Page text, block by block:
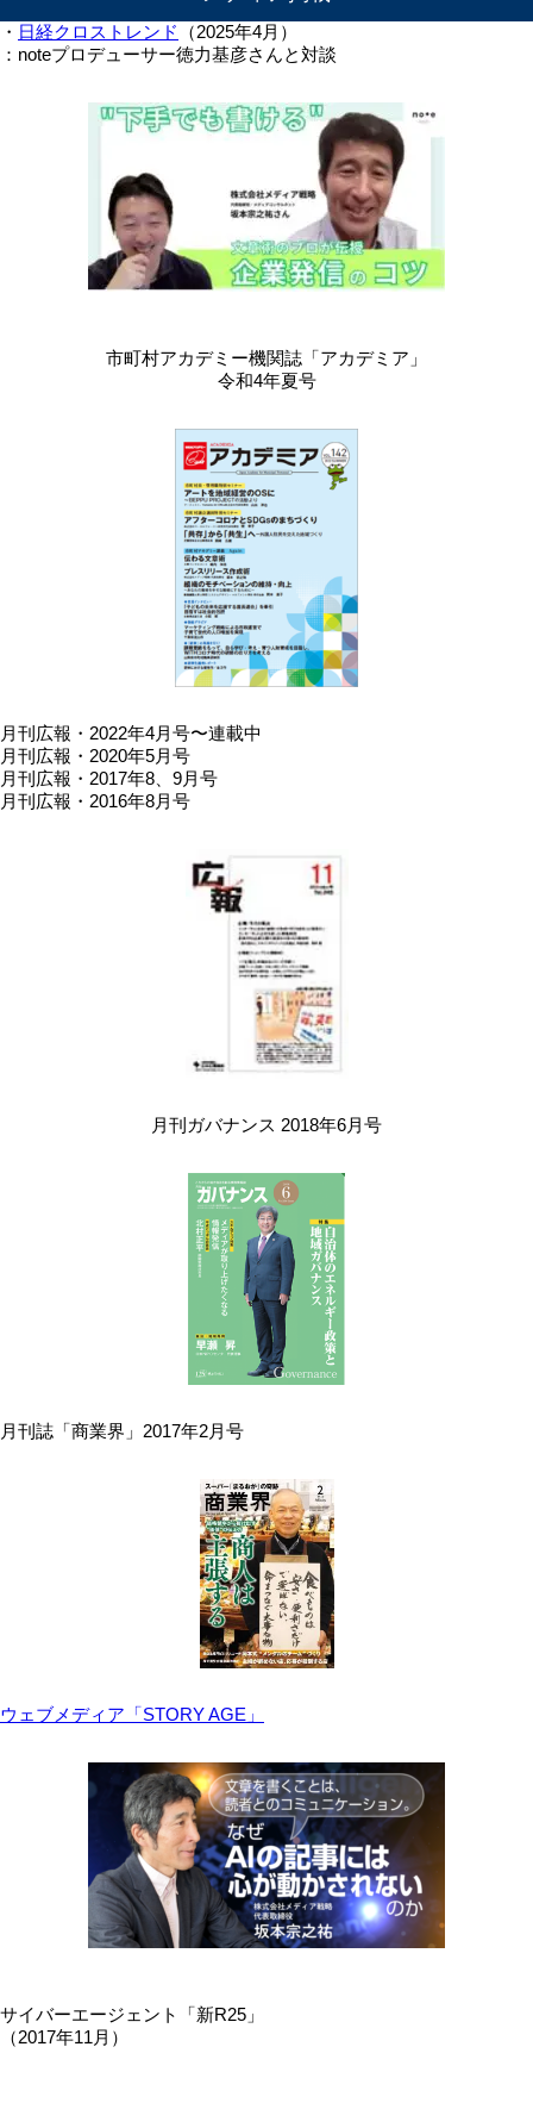
・ 日経クロストレンド
（2025年4月）
：noteプロデューサー徳力基彦さんと対談
市町村アカデミー機関誌「アカデミア」
令和4年夏号
月刊広報・2022年4月号〜連載中
月刊広報・2020年5月号
月刊広報・2017年8、9月号
月刊広報・2016年8月号
月刊ガバナンス 2018年6月号
月刊誌「商業界」2017年2月号
ウェブメディア「STORY AGE」
サイバーエージェント「新R25」
（2017年11月）